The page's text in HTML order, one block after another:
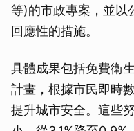
等)的市政專案，並以
回應性的措施。
具體成果包括免費衛
計畫，根據市民即時
提升城市安全。這些